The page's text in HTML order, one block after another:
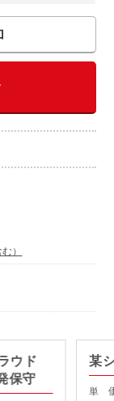
）
ウド
保守
某
単